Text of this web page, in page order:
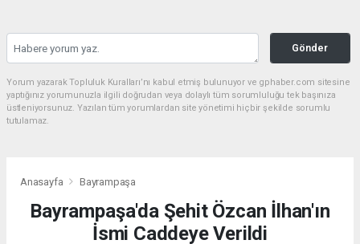
Gönder
Yorum yazarak Topluluk Kuralları’nı kabul etmiş bulunuyor ve gphaber.com sitesine
yaptığınız yorumunuzla ilgili doğrudan veya dolaylı tüm sorumluluğu tek başınıza
üstleniyorsunuz. Yazılan tüm yorumlardan site yönetimi hiçbir şekilde sorumlu
tutulamaz.
Anasayfa Bayrampaşa
Bayrampaşa'da Şehit Özcan İlhan'ın
İsmi Caddeye Verildi